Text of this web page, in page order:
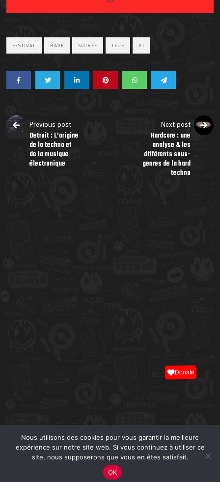
FESTIVAL RAVE SOIRÉE TEUF VJ
Previous post
Detroit : L’origine
de la techno et
de la musique
électronique
Next post
Hardcore : une
analyse & les
différents sous-
genres de la hard
techno
Nous utilisons des cookies pour vous garantir la meilleure
expérience sur notre site web. Si vous continuez à utiliser ce
site, nous supposerons que vous en êtes satisfait.
OK
Donate